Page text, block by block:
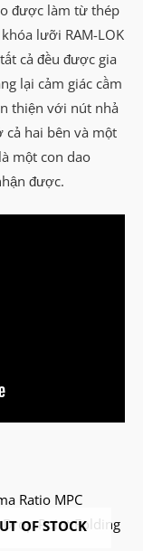
được làm từ thép
lưỡi RAM-LOK
cả đều được gia
lại cảm giác cầm
thiện với nút nhả
hai bên và một
một con dao
được.
OF STOCK